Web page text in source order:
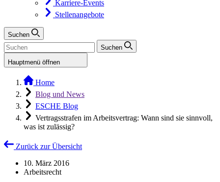
Karriere-Events
Stellenangebote
Suchen
Suchen
Hauptmenü öffnen
Home
Blog und News
ESCHE Blog
Vertragsstrafen im Arbeitsvertrag: Wann sind sie sinnvoll,
was ist zulässig?
Zurück zur Übersicht
10. März 2016
Arbeitsrecht